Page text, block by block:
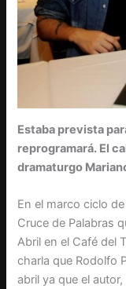
Estaba prevista
reprogramará. El
dramaturgo
En el marco ciclo
Cruce de Palabras
Abril en el Café del
charla que Rodolfo
abril ya que el